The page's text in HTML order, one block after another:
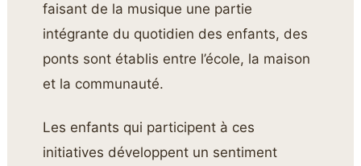
faisant de la musique une partie
intégrante du quotidien des enfants, des
ponts sont établis entre l’école, la maison
et la communauté.
Les enfants qui participent à ces
initiatives développent un sentiment